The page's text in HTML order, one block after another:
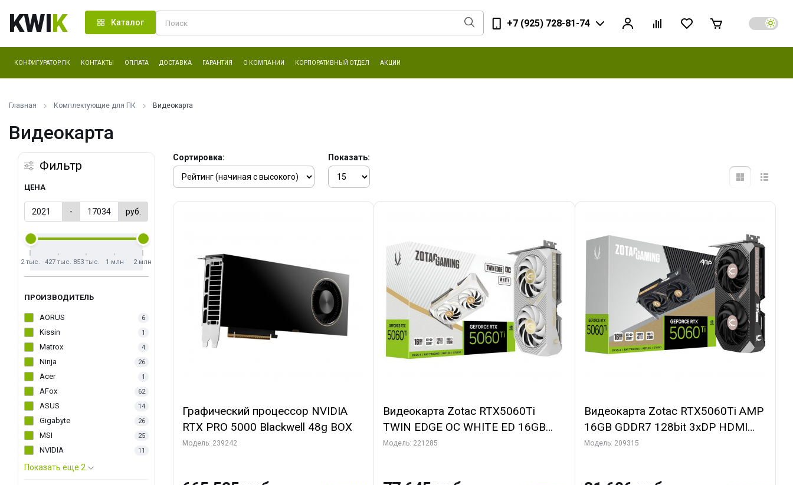
KWIK Каталог +7 (925) 728-81-74
КОНФИГУРАТОР ПК КОНТАКТЫ ОПЛАТА ДОСТАВКА ГАРАНТИЯ О КОМПАНИИ КОРПОРАТИВНЫЙ ОТДЕЛ АКЦИИ
Главная Комплектующие для ПК Видеокарта
Видеокарта
Фильтр
ЦЕНА
- руб.
2 тыс. 427 тыс. 853 тыс. 1 млн 2 млн
ПРОИЗВОДИТЕЛЬ
AORUS 6
Kissin 1
Matrox 4
Ninja 26
Acer 1
AFox 62
ASUS 14
Gigabyte 26
MSI 25
NVIDIA 11
Показать еще 2
Сортировка: Показать:
Графический процессор NVIDIA
RTX PRO 5000 Blackwell 48g BOX
Модель: 239242
Видеокарта Zotac RTX5060Ti
TWIN EDGE OC WHITE ED 16GB
GDDR7 128bit 3xDP HDMI 2FAN
Модель: 221285
Видеокарта Zotac RTX5060Ti AMP
16GB GDDR7 128bit 3xDP HDMI
2FAN MEDIUM PACK
Модель: 209315